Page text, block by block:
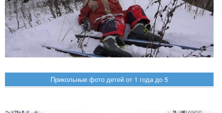
Прикольные фото детей от 1 года до 5